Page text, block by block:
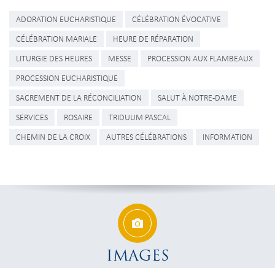
ADORATION EUCHARISTIQUE
CÉLÉBRATION ÉVOCATIVE
CÉLÉBRATION MARIALE
HEURE DE RÉPARATION
LITURGIE DES HEURES
MESSE
PROCESSION AUX FLAMBEAUX
PROCESSION EUCHARISTIQUE
SACREMENT DE LA RÉCONCILIATION
SALUT À NOTRE-DAME
SERVICES
ROSAIRE
TRIDUUM PASCAL
CHEMIN DE LA CROIX
AUTRES CÉLÉBRATIONS INFORMATION
IMAGES